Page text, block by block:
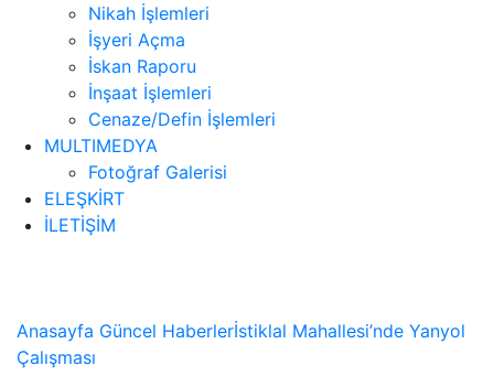
Nikah İşlemleri
İşyeri Açma
İskan Raporu
İnşaat İşlemleri
Cenaze/Defin İşlemleri
MULTIMEDYA
Fotoğraf Galerisi
ELEŞKİRT
İLETİŞİM
Anasayfa Güncel Haberlerİstiklal Mahallesi’nde Yanyol
Çalışması